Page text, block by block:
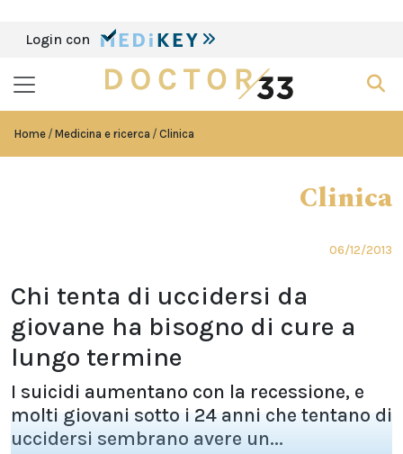
Login con
Home Medicina e ricerca Clinica
Clinica
06/12/2013
Chi tenta di uccidersi da
giovane ha bisogno di cure a
lungo termine
I suicidi aumentano con la recessione, e
molti giovani sotto i 24 anni che tentano di
uccidersi sembrano avere un...